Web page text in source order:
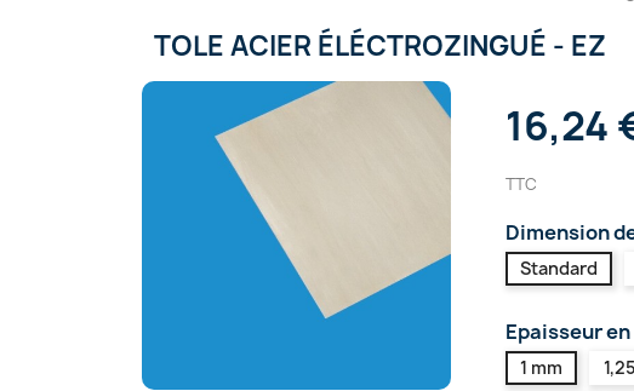
TOLE ACIER ÉLÉCTROZINGUÉ - EZ
16,24
TTC
Dimension
Standard
Epaisseur en
1 mm